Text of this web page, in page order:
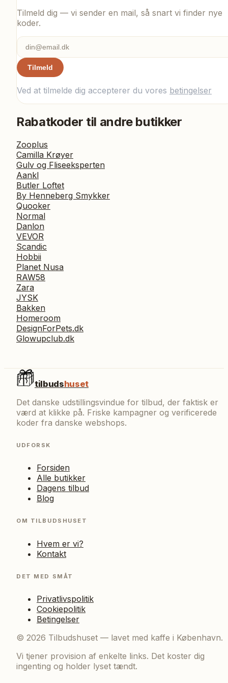
Tilmeld dig — vi sender en mail, så snart vi finder nye
koder.
Tilmeld
Ved at tilmelde dig accepterer du vores betingelser
Rabatkoder til andre butikker
Zooplus
Camilla Krøyer
Gulv og Fliseeksperten
Aankl
Butler Loftet
By Henneberg Smykker
Quooker
Normal
Danlon
VEVOR
Scandic
Hobbii
Planet Nusa
RAW58
Zara
JYSK
Bakken
Homeroom
DesignForPets.dk
Glowupclub.dk
tilbudshuset
Det danske udstillingsvindue for tilbud, der faktisk er
værd at klikke på. Friske kampagner og verificerede
koder fra danske webshops.
UDFORSK
Forsiden
Alle butikker
Dagens tilbud
Blog
OM TILBUDSHUSET
Hvem er vi?
Kontakt
DET MED SMÅT
Privatlivspolitik
Cookiepolitik
Betingelser
© 2026 Tilbudshuset — lavet med kaffe i København.
Vi tjener provision af enkelte links. Det koster dig
ingenting og holder lyset tændt.